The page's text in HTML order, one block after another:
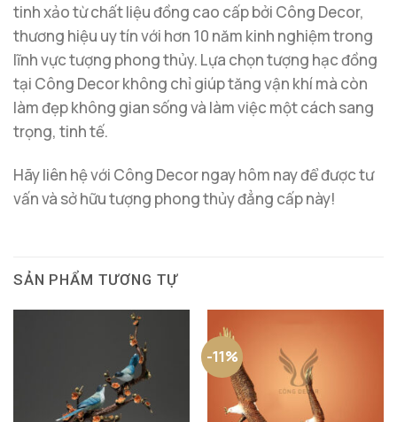
tinh xảo từ chất liệu đồng cao cấp bởi Công Decor,
thương hiệu uy tín với hơn 10 năm kinh nghiệm trong
lĩnh vực tượng phong thủy. Lựa chọn tượng hạc đồng
tại Công Decor không chỉ giúp tăng vận khí mà còn
làm đẹp không gian sống và làm việc một cách sang
trọng, tinh tế.
Hãy liên hệ với Công Decor ngay hôm nay để được tư
vấn và sở hữu tượng phong thủy đẳng cấp này!
SẢN PHẨM TƯƠNG TỰ
-11%